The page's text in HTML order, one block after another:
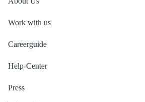
Work with us
Careerguide
Help-Center
Press